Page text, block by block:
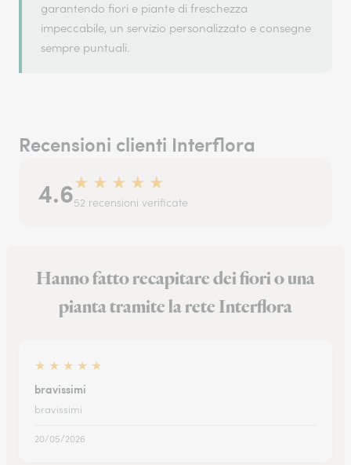
garantendo fiori e piante di freschezza
impeccabile, un servizio personalizzato e consegne
sempre puntuali.
Recensioni clienti Interflora
4.6★ ★ ★ ★ ★
52 recensioni verificate
Hanno fatto recapitare dei fiori o una
pianta tramite la rete Interflora
★ ★ ★ ★ ★
bravissimi
bravissimi
20/05/2026